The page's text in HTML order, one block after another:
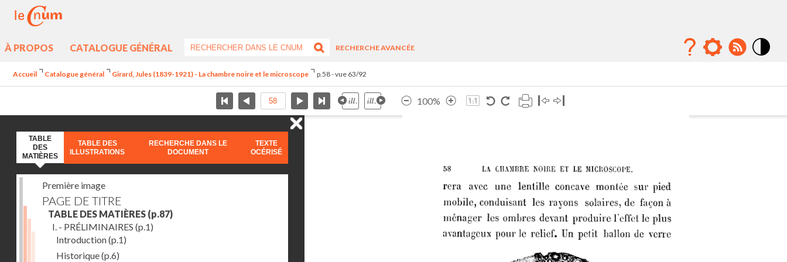
À PROPOS CATALOGUE GÉNÉRAL
RECHERCHE AVANCÉE
Accueil Catalogue général Girard, Jules (1839-1921) - La chambre noire et le microscope p.58 - vue 63/92
100%
TABLE
DES
MATIÈRES
TABLE DES
ILLUSTRATIONS
RECHERCHE DANS LE
DOCUMENT
TEXTE
OCÉRISÉ
Première image
PAGE DE TITRE
TABLE DES MATIÈRES (p.87)
I. - PRÉLIMINAIRES (p.1)
Introduction(p.1)
Historique(p.6)